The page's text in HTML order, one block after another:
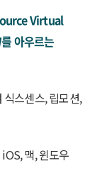
Virtual
아우르는
스센스, 립모션,
맥, 윈도우